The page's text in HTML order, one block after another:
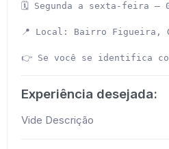
🗓 Segunda a sexta-feira –
📍 Local: Bairro Figueira,
👉 Se você se identifica
Experiência desejada:
Vide Descrição